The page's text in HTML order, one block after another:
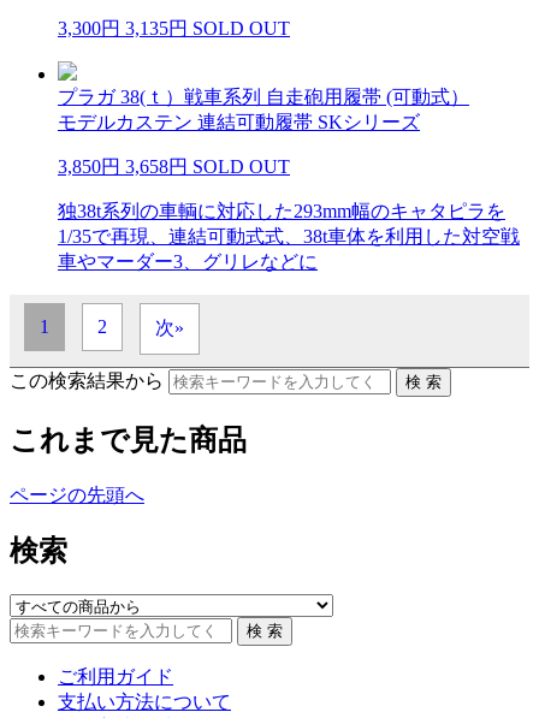
3,300円 3,135円 SOLD OUT
プラガ 38(ｔ）戦車系列 自走砲用履帯 (可動式）
モデルカステン 連結可動履帯 SKシリーズ
3,850円 3,658円 SOLD OUT
独38t系列の車輌に対応した293mm幅のキャタピラを
1/35で再現、連結可動式式、38t車体を利用した対空戦
車やマーダー3、グリレなどに
1 2 次»
この検索結果から
これまで見た商品
ページの先頭へ
検索
ご利用ガイド
支払い方法について